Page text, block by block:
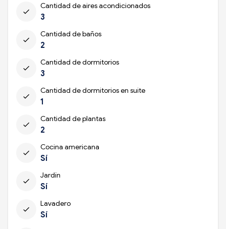
check
Cantidad de aires acondicionados
3
check
Cantidad de baños
2
check
Cantidad de dormitorios
3
check
Cantidad de dormitorios en suite
1
check
Cantidad de plantas
2
check
Cocina americana
Sí
check
Jardín
Sí
check
Lavadero
Sí